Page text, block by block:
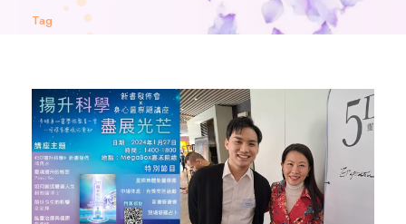
Tag